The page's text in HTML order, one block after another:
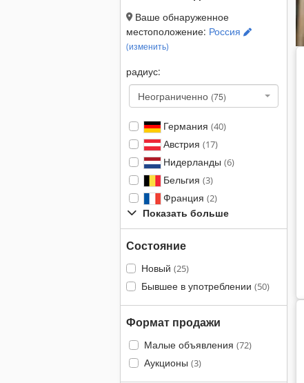
Ваше обнаруженное
местоположение: Россия
(изменить)
радиус:
Неограниченно (75)
Германия (40)
Австрия (17)
Нидерланды (6)
Бельгия (3)
Франция (2)
Показать больше
Состояние
Новый (25)
Бывшее в употреблении (50)
Формат продажи
Малые объявления (72)
Аукционы (3)